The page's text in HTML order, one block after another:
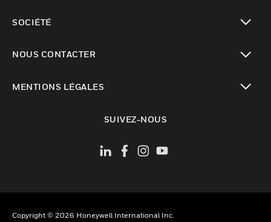
SOCIÉTÉ
NOUS CONTACTER
MENTIONS LÉGALES
SUIVEZ-NOUS
Copyright © 2026 Honeywell International Inc.